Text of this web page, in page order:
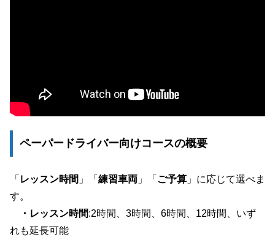
ペーパードライバー向けコースの概要
「 レッスン時間 」「 練習車両 」「 ご予算 」に応じて選べま
す。
・レッスン時間:2時間、3時間、6時間、12時間、いず
れも延長可能